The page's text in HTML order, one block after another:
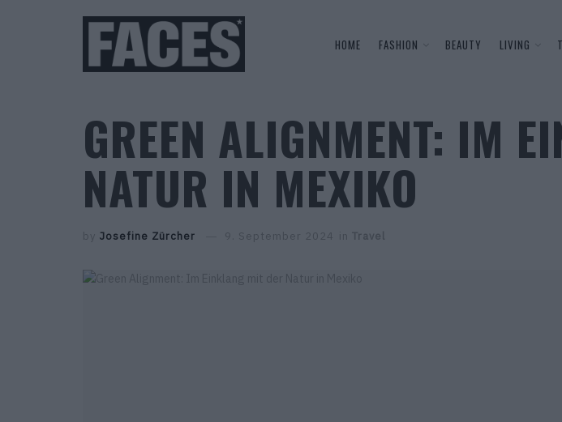
HOME FASHION BEAUTY LIVING
GREEN ALIGNMENT: IM
NATUR IN MEXIKO
by Josefine Zürcher 9. September 2024 in Travel